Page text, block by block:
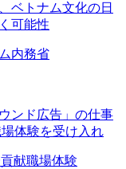
ベトナム文化の日
可能性
内務省
ンド広告」の仕事
体験を受け入れ
献職場体験